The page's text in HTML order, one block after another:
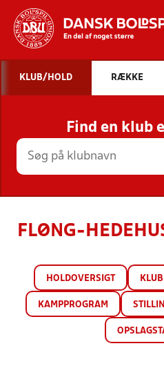
STILLINGER,
KLUB/HOLD RÆKKE
Find en klub
FLØNG-
HOLDOVERSIGT
KAMPPROGRAM